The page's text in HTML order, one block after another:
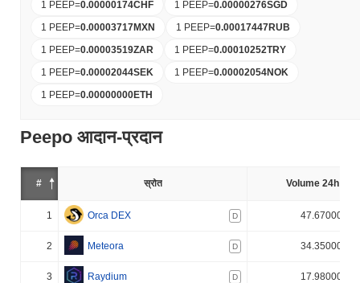
1 PEEP=0.00000174CHF 1 PEEP=0.00000276SGD
1 PEEP=0.00003717MXN 1 PEEP=0.00017447RUB
1 PEEP=0.00003519ZAR 1 PEEP=0.00010252TRY
1 PEEP=0.00002044SEK 1 PEEP=0.00002054NOK
1 PEEP=0.00000000ETH
Peepo आदान-प्रदान
# स्रोत Volume 24h (%)
1 Orca DEX D 47.670000%
2 Meteora D 34.350000%
3 Raydium D 17.980000%